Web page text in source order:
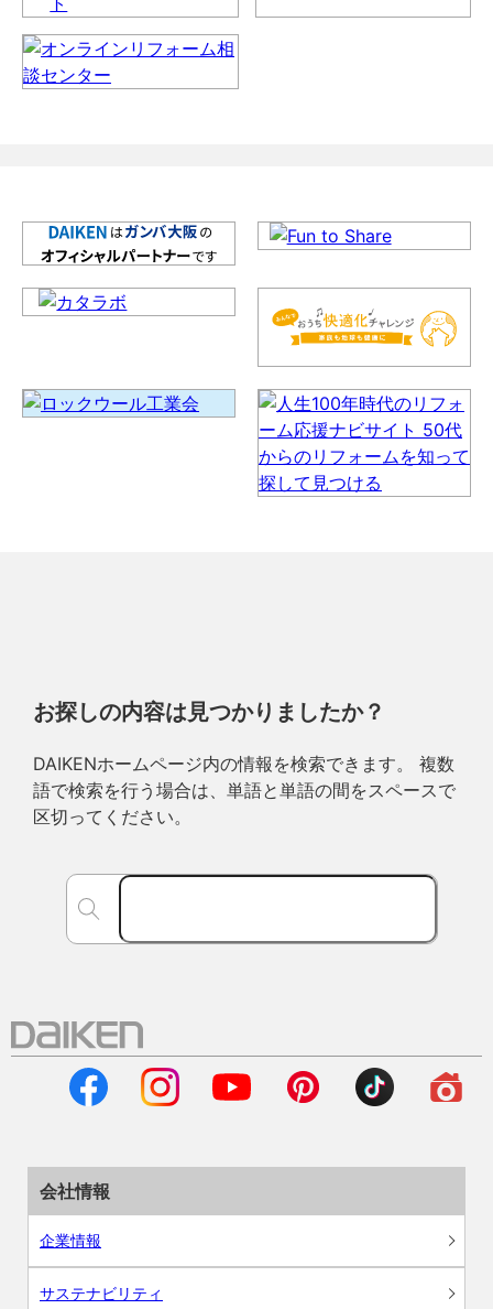
お探しの内容は見つかりましたか？
DAIKENホームページ内の情報を検索できます。 複数
語で検索を行う場合は、単語と単語の間をスペースで
区切ってください。
会社情報
企業情報
サステナビリティ